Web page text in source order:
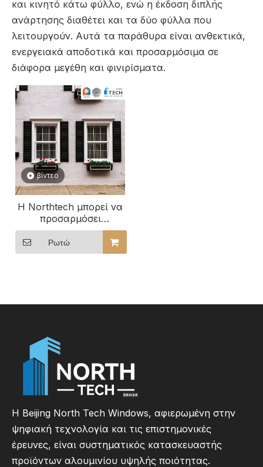
και κινητό κάτω φύλλο, ενώ η έκδοση διπλής
ανάρτησης διαθέτει και τα δύο φύλλα που
λειτουργούν. Αυτά τα παράθυρα είναι ανθεκτικά,
ενεργειακά αποδοτικά και προσαρμόσιμα σε
διάφορα μεγέθη και φινιρίσματα.
βίντεο
Η Northtech μπορεί να
προσαρμόσει
μονωμένα ή μη
μονωμένα διπλά
αναρτημένα παράθυρα
Ρωτώ
Η Beijing North Tech Windows, αφιερωμένη στην
ψηφιακή τεχνολογία και τις επιστημονικές
έρευνες, είναι συστηματικός κατασκευαστής
προϊόντων αλουμινίου υψηλής ποιότητας.